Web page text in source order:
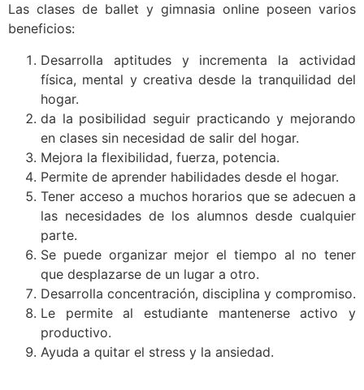
Las clases de ballet y gimnasia online poseen varios
beneficios:
Desarrolla aptitudes y incrementa la actividad
física, mental y creativa desde la tranquilidad del
hogar.
da la posibilidad seguir practicando y mejorando
en clases sin necesidad de salir del hogar.
Mejora la flexibilidad, fuerza, potencia.
Permite de aprender habilidades desde el hogar.
Tener acceso a muchos horarios que se adecuen a
las necesidades de los alumnos desde cualquier
parte.
Se puede organizar mejor el tiempo al no tener
que desplazarse de un lugar a otro.
Desarrolla concentración, disciplina y compromiso.
Le permite al estudiante mantenerse activo y
productivo.
Ayuda a quitar el stress y la ansiedad.